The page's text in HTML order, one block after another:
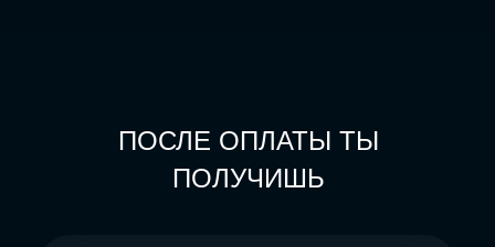
ПОСЛЕ ОПЛАТЫ ТЫ
ПОЛУЧИШЬ